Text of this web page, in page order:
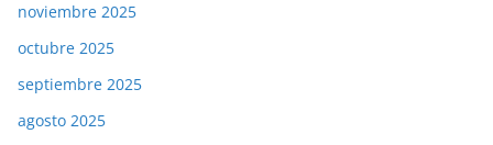
noviembre 2025
octubre 2025
septiembre 2025
agosto 2025